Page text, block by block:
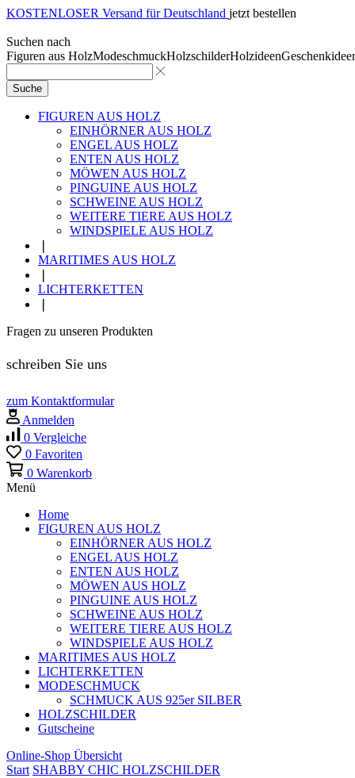
KOSTENLOSER Versand für Deutschland jetzt bestellen
Suchen nach
Figuren aus HolzModeschmuckHolzschilderHolzideen
Suche
FIGUREN AUS HOLZ
EINHÖRNER AUS HOLZ
ENGEL AUS HOLZ
ENTEN AUS HOLZ
MÖWEN AUS HOLZ
PINGUINE AUS HOLZ
SCHWEINE AUS HOLZ
WEITERE TIERE AUS HOLZ
WINDSPIELE AUS HOLZ
MARITIMES AUS HOLZ
LICHTERKETTEN
Fragen zu unseren Produkten
schreiben Sie uns
zum Kontaktformular
Anmelden
0 Vergleiche
0 Favoriten
0 Warenkorb
Menü
Home
FIGUREN AUS HOLZ
EINHÖRNER AUS HOLZ
ENGEL AUS HOLZ
ENTEN AUS HOLZ
MÖWEN AUS HOLZ
PINGUINE AUS HOLZ
SCHWEINE AUS HOLZ
WEITERE TIERE AUS HOLZ
WINDSPIELE AUS HOLZ
MARITIMES AUS HOLZ
LICHTERKETTEN
MODESCHMUCK
SCHMUCK AUS 925er SILBER
HOLZSCHILDER
Gutscheine
Online-Shop Übersicht
Start SHABBY CHIC HOLZSCHILDER